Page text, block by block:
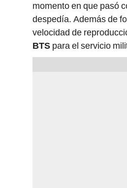
momento en que pasó
despedía. Además de
velocidad de
BTS para el servicio